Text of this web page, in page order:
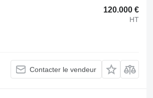
120.000 €
HT
Contacter le vendeur